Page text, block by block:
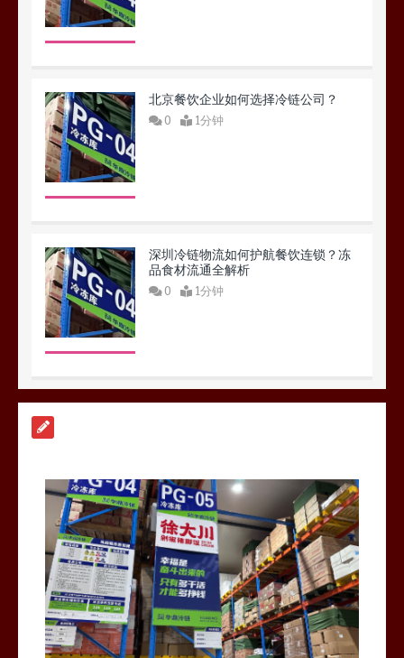
北京餐饮企业如何选择冷链公司？
0 1分钟
深圳冷链物流如何护航餐饮连锁？冻
品食材流通全解析
0 1分钟
杭州中央厨房布局餐饮连锁，冷链配
送如何打通关键一环
1分钟